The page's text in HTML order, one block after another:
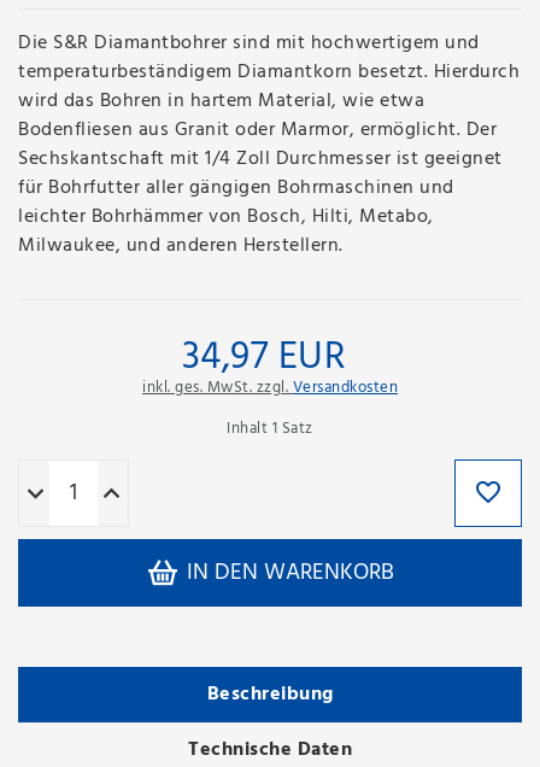
Die S&R Diamantbohrer sind mit hochwertigem und
temperaturbeständigem Diamantkorn besetzt. Hierdurch
wird das Bohren in hartem Material, wie etwa
Bodenfliesen aus Granit oder Marmor, ermöglicht. Der
Sechskantschaft mit 1/4 Zoll Durchmesser ist geeignet
für Bohrfutter aller gängigen Bohrmaschinen und
leichter Bohrhämmer von Bosch, Hilti, Metabo,
Milwaukee, und anderen Herstellern.
34,97 EUR
inkl. ges. MwSt. zzgl.Versandkosten
Inhalt1 Satz
IN DEN WARENKORB
Beschreibung
Technische Daten